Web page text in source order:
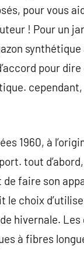
pour vous
! Pour un
pour
1960, à
tout
faire son
choix
hivernale.
à fibres